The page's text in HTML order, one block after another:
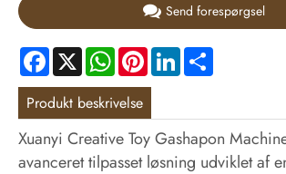
Send forespørgsel
Facebook
X WhatsApp
PinterestLinkedIn
Produkt beskrivelse
Xuanyi Creative Toy Gashapon
avanceret tilpasset løsning udviklet af